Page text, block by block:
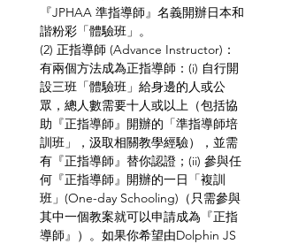
『JPHAA 準指導師』名義開辦日本和
諧粉彩「體驗班」。
(2) 正指導師 (Advance Instructor)：
有兩個方法成為正指導師：(i) 自行開
設三班「體驗班」給身邊的人或公
眾，總人數需要十人或以上（包括協
助『正指導師』開辦的「準指導師培
訓班」，汲取相關教學經驗），並需
有『正指導師』替你認證；(ii) 參與任
何『正指導師』開辦的一日「複訓
班」(One-day Schooling)（只需參與
其中一個教案就可以申請成為『正指
導師』）。如果你希望由Dolphin JS